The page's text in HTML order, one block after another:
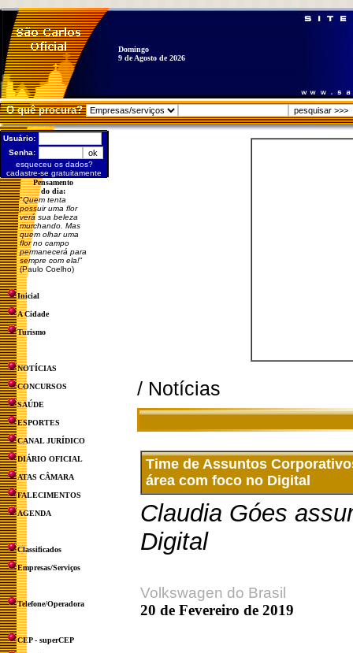
Domingo
9 de Agosto de 2026
O quê procura?
Usuário:
Senha:
esqueceu os dados?
cadastre-se gratuitamente
Pensamento
do dia:
"Quem tenta
possuir uma flor
verá sua beleza
murchando. Mas
quem olhar uma
flor no campo
permanecerá para
sempre com ela!"
(Paulo Coelho)
Inicial
A Cidade
Turismo
NOTÍCIAS
CONCURSOS
SAÚDE
ESPORTES
CANAL JURÍDICO
DIÁRIO OFICIAL
ATAS CÂMARA
FALECIMENTOS
AGENDA
Classificados
Empresas/Serviços
Telefone/Operadora
CEP - superCEP
/ Notícias
Time de Assuntos
área com foco no Digital
Claudia Góes
Digital
Volkswagen do Brasil
20 de Fevereiro de 2019